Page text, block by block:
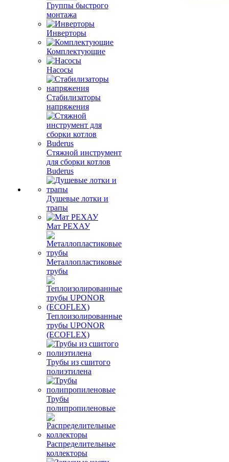
Группы быстрого
монтажа
Инверторы
Комплектующие
Насосы
Стабилизаторы
напряжения
Стяжной инструмент
для сборки котлов
Buderus
Душевые лотки и
трапы
Мат РЕХАУ
Металлопластиковые
трубы
Теплоизолированные
трубы UPONOR
(ECOFLEX)
Трубы из сшитого
полиэтилена
Трубы
полипропиленовые
Распределительные
коллекторы